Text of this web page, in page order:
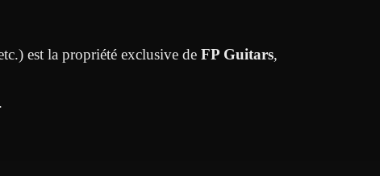
est la propriété exclusive de FP Guitars,